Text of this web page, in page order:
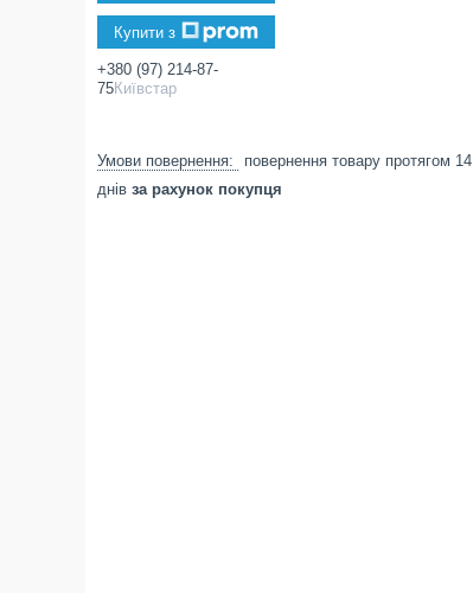
Купити з
+380 (97) 214-87-
75Київстар
повернення товару протягом 14
днів за рахунок покупця